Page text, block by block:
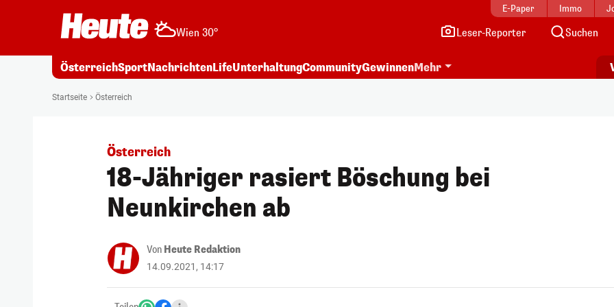
E-Paper Immo
Wien 30° Leser-Reporter Suchen
ÖsterreichSportNachrichtenLifeUnterhaltungCommunityGewinnenMehr
Startseite Österreich
Österreich
18-Jähriger rasiert Böschung bei
Neunkirchen ab
Von Heute Redaktion
14.09.2021, 14:17